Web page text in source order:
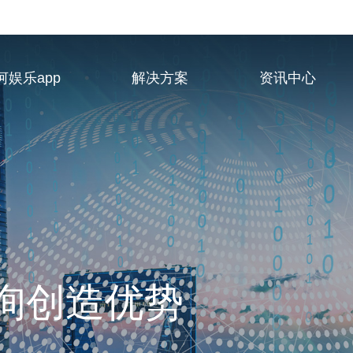
娱乐app 解决方案 资讯中心
创造优势
服务供应商